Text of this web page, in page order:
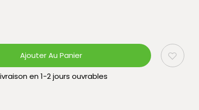
Ajouter Au Panier
en 1-2 jours ouvrables